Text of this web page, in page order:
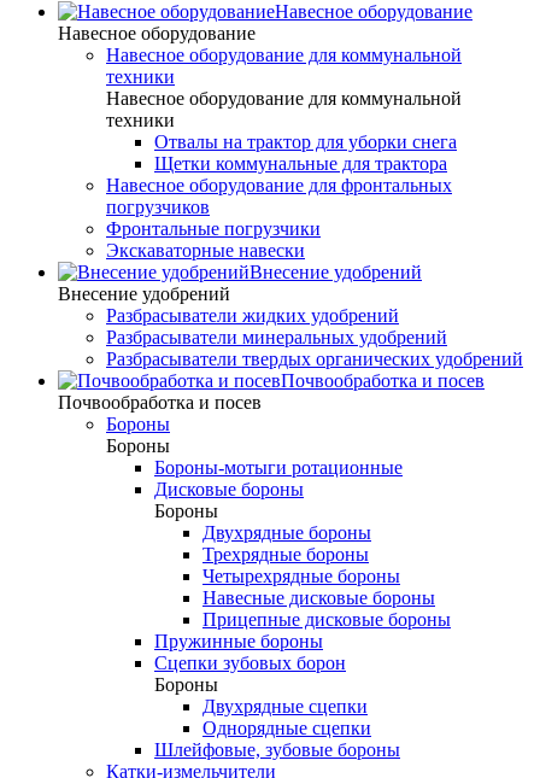
Навесное оборудование
Навесное оборудование
Навесное оборудование для коммунальной
техники
Навесное оборудование для коммунальной
техники
Отвалы на трактор для уборки снега
Щетки коммунальные для трактора
Навесное оборудование для фронтальных
погрузчиков
Фронтальные погрузчики
Экскаваторные навески
Внесение удобрений
Внесение удобрений
Разбрасыватели жидких удобрений
Разбрасыватели минеральных удобрений
Разбрасыватели твердых органических удобрений
Почвообработка и посев
Почвообработка и посев
Бороны
Бороны
Бороны-мотыги ротационные
Дисковые бороны
Бороны
Двухрядные бороны
Трехрядные бороны
Четырехрядные бороны
Навесные дисковые бороны
Прицепные дисковые бороны
Пружинные бороны
Сцепки зубовых борон
Бороны
Двухрядные сцепки
Однорядные сцепки
Шлейфовые, зубовые бороны
Катки-измельчители